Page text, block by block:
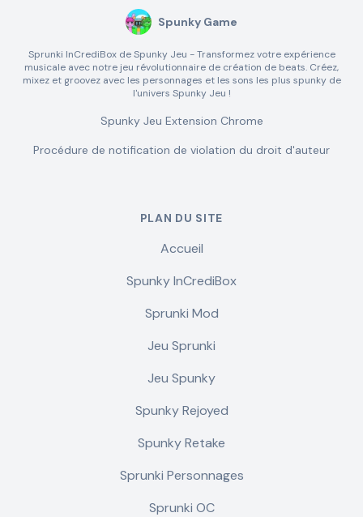
Spunky Game
Sprunki InCrediBox de Spunky Jeu - Transformez votre expérience
musicale avec notre jeu révolutionnaire de création de beats. Créez,
mixez et groovez avec les personnages et les sons les plus spunky de
l'univers Spunky Jeu !
Spunky Jeu Extension Chrome
Procédure de notification de violation du droit d'auteur
PLAN DU SITE
Accueil
Spunky InCrediBox
Sprunki Mod
Jeu Sprunki
Jeu Spunky
Spunky Rejoyed
Spunky Retake
Sprunki Personnages
Sprunki OC